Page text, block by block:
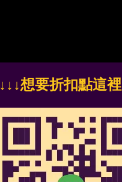
↓ ↓↓想要折扣點這裡